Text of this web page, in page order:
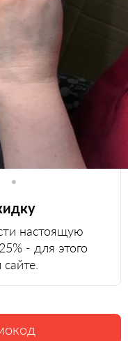
настоящую
- для этого